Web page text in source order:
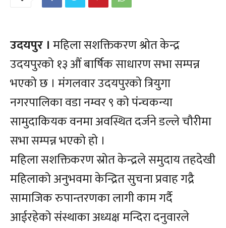
उदयपुर । महिला सशक्तिकरण श्रोत केन्द्र
उदयपुरको १३ औं बार्षिक साधारण सभा सम्पन्न
भएको छ । मंगलवार उदयपुरको त्रियुगा
नगरपालिका वडा नम्वर ९ को पंन्चकन्या
सामुदाकियक वनमा अवस्थित दर्जने डल्ले चौरीमा
सभा सम्पन्न भएको हो ।
महिला सशक्तिकरण स्रोत केन्द्रले समुदाय तहदेखी
महिलाको अनुभवमा केन्द्रित सुचना प्रवाह गद्रै
सामाजिक रुपान्तरणका लागी काम गर्दै
आईरहेको संस्थाका अध्यक्ष मन्दिरा दनुवारले